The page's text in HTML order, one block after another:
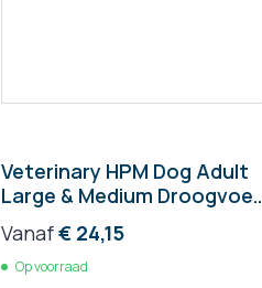
Veterinary HPM Dog Adult
Large & Medium Droogvoer
Hond - Virbac
Vanaf€ 24,15
Op voorraad